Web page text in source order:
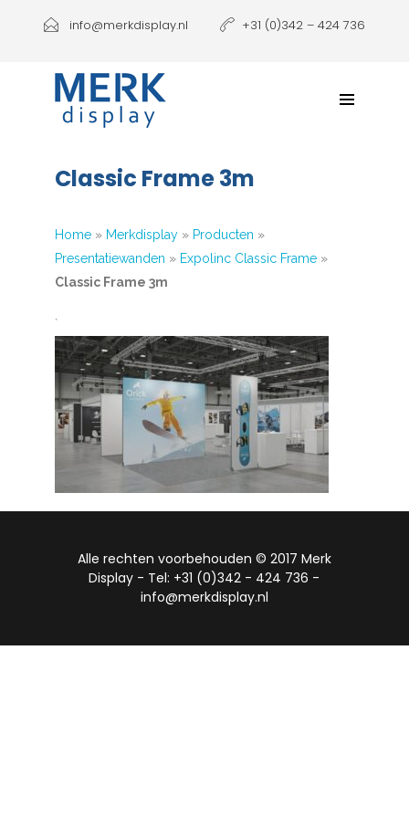
Producten
Klantbeleving
info@merkdisplay.nl +31 (0)342 – 424 736
Classic Frame 3m
Home» Merkdisplay» Producten »
Presentatiewanden » Expolinc Classic Frame»
Classic Frame 3m
`
Alle rechten voorbehouden © 2017 Merk
Display - Tel: +31 (0)342 - 424 736 -
info@merkdisplay.nl